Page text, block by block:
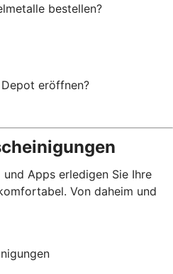
bestellen?
eröffnen?
Apps erledigen Sie Ihre
Von daheim und